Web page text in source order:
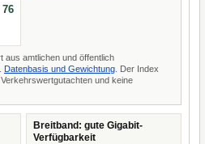
76
aus amtlichen und öffentlich
Datenbasis und Gewichtung . Der Index
und keine
Breitband: gute Gigabit-
Verfügbarkeit